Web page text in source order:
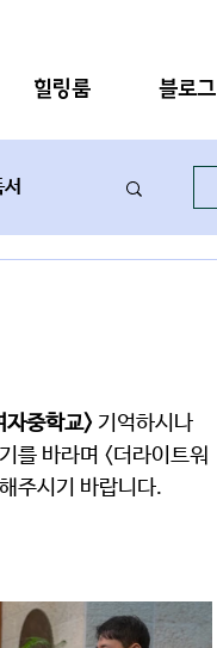
힐링룸 블로그
자중학교> 기억하시나
를 바라며 <더라이트워
주시기 바랍니다.